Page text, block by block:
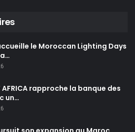
le Moroccan Lighting Days
AFRICA rapproche la banque des
un…